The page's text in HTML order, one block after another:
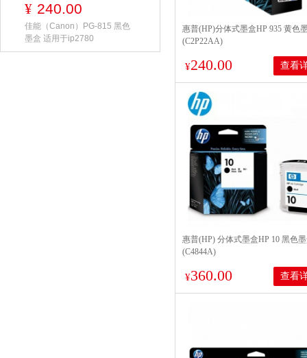
¥ 240.00
佳能（Canon）PG-815 黑色
墨盒 适用于ip2780
惠普(HP)分体式墨盒HP 935 黄色
(C2P22AA)
¥240.00 查看
惠普(HP) 分体式墨盒HP 10 黑色
(C4844A)
¥360.00 查看